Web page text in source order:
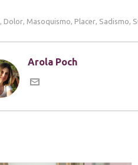
, Dolor, Masoquismo, Placer, Sadismo,
Arola Poch